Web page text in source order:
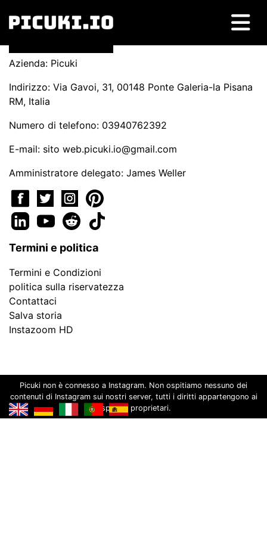
Azienda: Picuki
Indirizzo: Via Gavoi, 31, 00148 Ponte Galeria-la Pisana
RM, Italia
Numero di telefono: 03940762392
E-mail: sito web.picuki.io@gmail.com
Amministratore delegato: James Weller
Termini e politica
Termini e Condizioni
politica sulla riservatezza
Contattaci
Salva storia
Instazoom HD
Picuki non è connesso a Instagram. Non ospitiamo nessuno dei
contenuti di Instagram sui nostri server, tutti i diritti appartengono ai
rispettivi proprietari.